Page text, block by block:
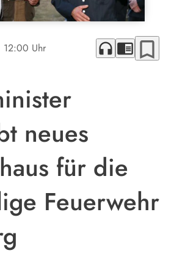
12:00 Uhr headphones chrome_reader_mode bookmark_border
neues
für die
Feuerwehr